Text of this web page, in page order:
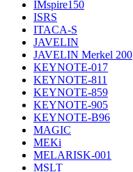
IMspire150
ISRS
ITACA-S
JAVELIN
JAVELIN Merkel 200
KEYNOTE-017
KEYNOTE-811
KEYNOTE-859
KEYNOTE-905
KEYNOTE-B96
MAGIC
MEKi
MELARISK-001
MSLT